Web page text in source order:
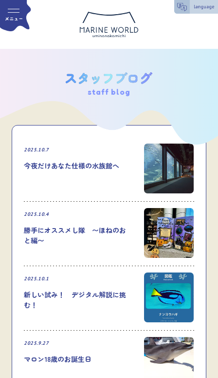
staff blog
2025.10.7
今夜だけあなた仕様の水族館へ
2025.10.4
勝手にオススメし隊 〜ほねのお
と編〜
2025.10.1
新しい試み！ デジタル解説に挑
む！
2025.9.27
マロン18歳のお誕生日